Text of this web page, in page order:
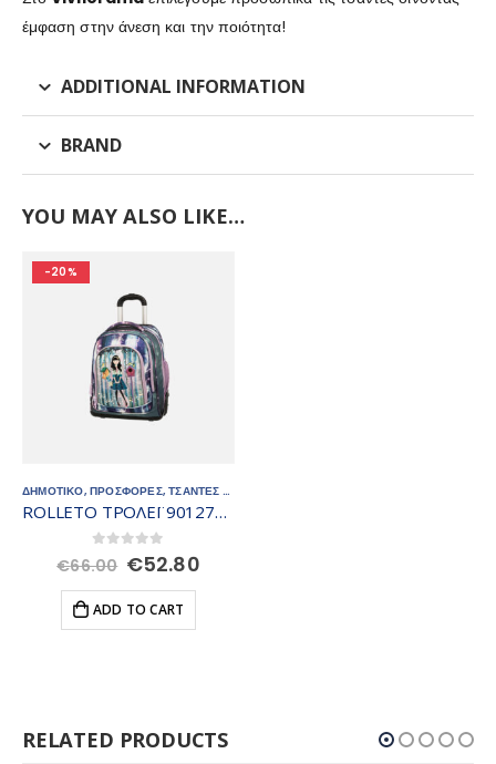
έμφαση στην άνεση και την ποιότητα!
ADDITIONAL INFORMATION
BRAND
YOU MAY ALSO LIKE…
-20%
ΔΗΜΟΤΙΚΟ,ΠΡΟΣΦΟΡΕΣ,ΤΣΑΝΤΕΣ - ΣΑΚΙΔΙΑ
ROLLETO ΤΡΟΛΕΪ 901274-8050
out of 5
€66.00 Original
was:
€66.00.
€52.80Current
ADD TO CART
RELATED PRODUCTS